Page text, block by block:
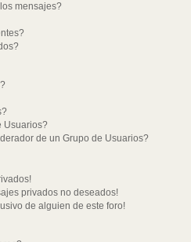
mensajes?
Usuarios?
de un Grupo de Usuarios?
privados no deseados!
de alguien de este foro!